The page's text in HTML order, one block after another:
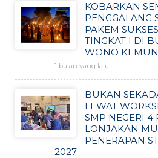
KOBARKAN
PENGGALANG
PAKEM
TINGKAT I DI
WONO
1 bulan yang lalu
BUKAN
LEWAT
SMP NEGERI
LONJAKAN
PENERAPAN
2027